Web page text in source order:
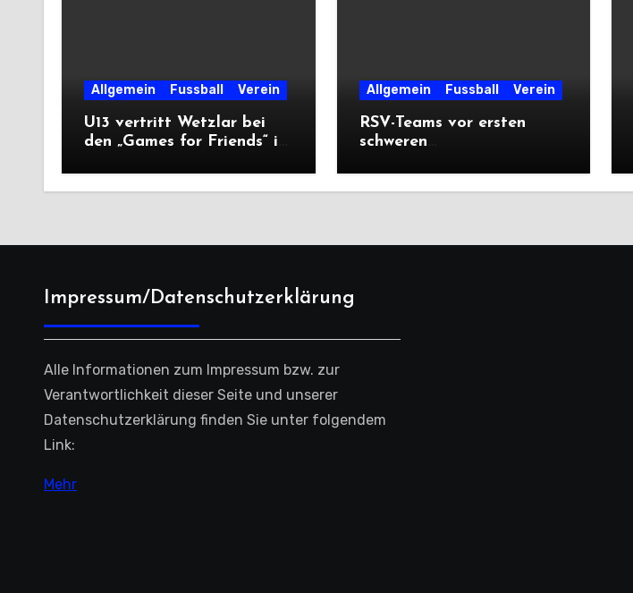
Allgemein Fussball Verein
U13 vertritt Wetzlar bei
den „Games for Friends“ in
Allgemein Fussball Verein
RSV-Teams vor ersten
schweren
Saison
Impressum/Datenschutzerklärung
Alle Informationen zum Impressum bzw. zur
Verantwortlichkeit dieser Seite und unserer
Datenschutzerklärung finden Sie unter folgendem
Link:
Mehr